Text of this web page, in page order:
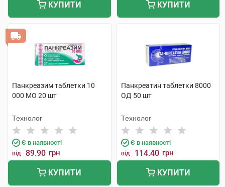
КУПИТИ КУПИТИ
Панкреазим таблетки 10
000 МО 20 шт
Технолог
Є в наявності
від 89.90 грн
КУПИТИ
Панкреатин таблетки 8000
ОД 50 шт
Технолог
Є в наявності
від 114.40 грн
КУПИТИ